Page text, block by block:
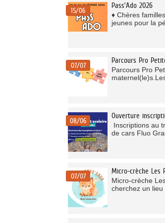
15/06
Pass’Ado 2026
♦ Chères
jeunes pour la
07/07
Parcours Pro
Parcours Pro
08/06
Ouverture
Inscriptions au
de cars Fluo
07/07
Micro-crèche Les
Micro-crèche
cherchez un lieu